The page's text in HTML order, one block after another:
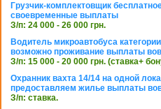
Грузчик-комплектовщик
своевременные выплаты
З/п: 24 000 - 26 000 грн.
Водитель микроавтобуса
возможно проживание выплаты
З/п: 15 000 - 20 000 грн. (ставка+
Охранник вахта 14/14 на одной
предоставляем жилье выплаты
З/п: ставка.